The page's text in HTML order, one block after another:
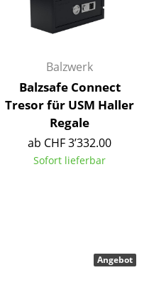
Balzwerk
Balzsafe Connect
Tresor für USM Haller
Regale
ab CHF 3’332.00
Sofort lieferbar
Angebot